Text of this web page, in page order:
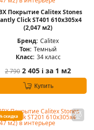
Покрытие Calitex Stones
Click ST401 610x305x4
(2,047 м2)
Бренд: Calitex
Тон: Темный
Класс: 34 класс
2 790 2 405 i за 1 м2
Купить
скидка